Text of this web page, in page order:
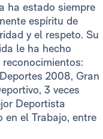
ha estado siempre
espíritu de
y el respeto. Su
le ha hecho
2008, Gran
3 veces
Deportista
en el Trabajo, entre